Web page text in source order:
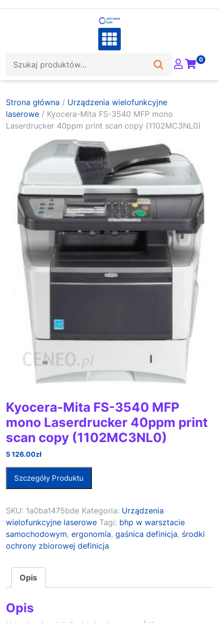
0
Strona główna / Urządzenia wielofunkcyjne
laserowe / Kyocera-Mita FS-3540 MFP mono
Laserdrucker 40ppm print scan copy (1102MC3NL0)
Kyocera-Mita FS-3540 MFP
mono Laserdrucker 40ppm print
scan copy (1102MC3NL0)
5 126.00zł
Szczegóły Produktu
SKU: 1a0ba1475bde Kategoria: Urządzenia
wielofunkcyjne laserowe Tagi: bhp w warsztacie
samochodowym, ergonomía, gaśnica definicja, środki
ochrony zbiorowej definicja
Opis
Opis